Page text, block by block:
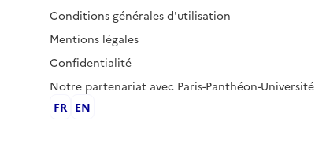
Conditions générales d'utilisation
Mentions légales
Confidentialité
Notre partenariat avec Paris-Panthéon-Université
FR EN